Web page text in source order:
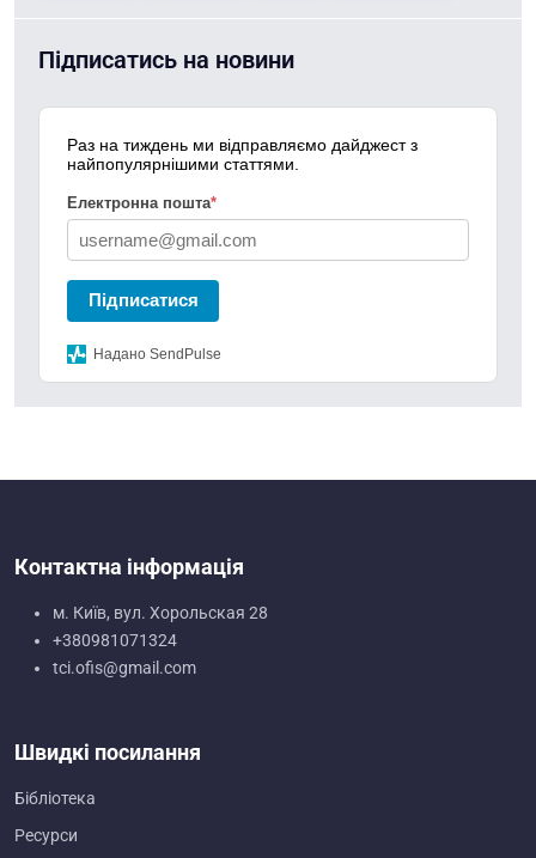
Підписатись на новини
Раз на тиждень ми відправляємо дайджест з
найпопулярнішими статтями.
Електронна пошта*
Підписатися
Надано SendPulse
Контактна інформація
м. Київ, вул. Хорольская 28
+380981071324
tci.ofis@gmail.com
Швидкі посилання
Бібліотека
Ресурси